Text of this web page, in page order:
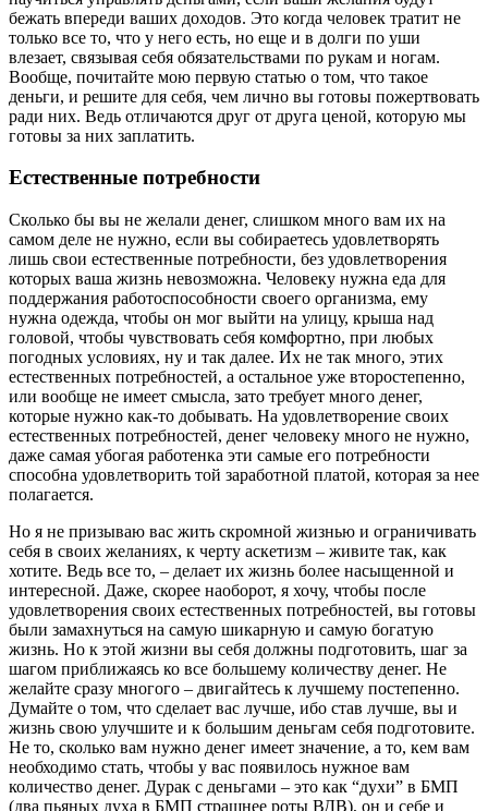
бежать впереди ваших доходов. Это когда человек тратит не
только все то, что у него есть, но еще и в долги по уши
влезает, связывая себя обязательствами по рукам и ногам.
Вообще, почитайте мою первую статью о том, что такое
деньги, и решите для себя, чем лично вы готовы пожертвовать
ради них. Ведь отличаются друг от друга ценой, которую мы
готовы за них заплатить.
Естественные потребности
Сколько бы вы не желали денег, слишком много вам их на
самом деле не нужно, если вы собираетесь удовлетворять
лишь свои естественные потребности, без удовлетворения
которых ваша жизнь невозможна. Человеку нужна еда для
поддержания работоспособности своего организма, ему
нужна одежда, чтобы он мог выйти на улицу, крыша над
головой, чтобы чувствовать себя комфортно, при любых
погодных условиях, ну и так далее. Их не так много, этих
естественных потребностей, а остальное уже второстепенно,
или вообще не имеет смысла, зато требует много денег,
которые нужно как-то добывать. На удовлетворение своих
естественных потребностей, денег человеку много не нужно,
даже самая убогая работенка эти самые его потребности
способна удовлетворить той заработной платой, которая за нее
полагается.
Но я не призываю вас жить скромной жизнью и ограничивать
себя в своих желаниях, к черту аскетизм – живите так, как
хотите. Ведь все то, – делает их жизнь более насыщенной и
интересной. Даже, скорее наоборот, я хочу, чтобы после
удовлетворения своих естественных потребностей, вы готовы
были замахнуться на самую шикарную и самую богатую
жизнь. Но к этой жизни вы себя должны подготовить, шаг за
шагом приближаясь ко все большему количеству денег. Не
желайте сразу многого – двигайтесь к лучшему постепенно.
Думайте о том, что сделает вас лучше, ибо став лучше, вы и
жизнь свою улучшите и к большим деньгам себя подготовите.
Не то, сколько вам нужно денег имеет значение, а то, кем вам
необходимо стать, чтобы у вас появилось нужное вам
количество денег. Дурак с деньгами – это как “духи” в БМП
(два пьяных духа в БМП страшнее роты ВДВ), он и себе и